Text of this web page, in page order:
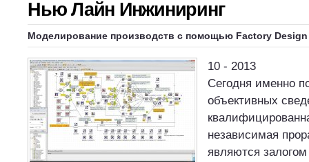
Нью Лайн Инжиниринг
Моделирование производств с помощью Factory Design
10 - 2013
Сегодня именно
объективных
независимая
являются